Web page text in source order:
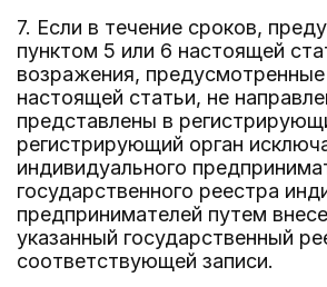
7. Если в течение сроков,
пунктом 5 или 6 настоящей
возражения,
настоящей статьи, не
представлены в
регистрирующий орган
индивидуального
государственного реестра
предпринимателей путем
указанный государственный
соответствующей записи.